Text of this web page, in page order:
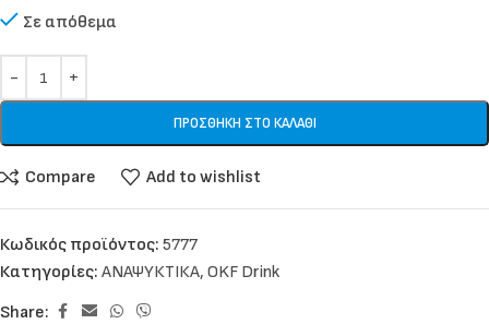
Σε απόθεμα
ΠΡΟΣΘΉΚΗ ΣΤΟ ΚΑΛΆΘΙ
Compare Add to wishlist
Κωδικός προϊόντος: 5777
Κατηγορίες: ΑΝΑΨΥΚΤΙΚΑ, OKF Drink
Share: